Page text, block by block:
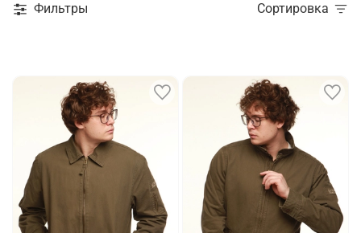
Фильтры Сортировка